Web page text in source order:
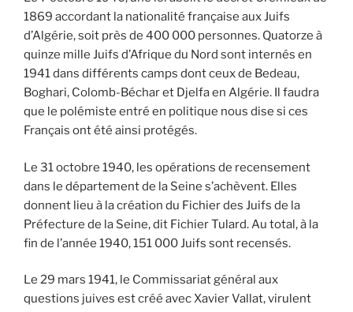
1869 accordant la nationalité française aux Juifs
d’Algérie, soit près de 400 000 personnes. Quatorze à
quinze mille Juifs d’Afrique du Nord sont internés en
1941 dans différents camps dont ceux de Bedeau,
Boghari, Colomb-Béchar et Djelfa en Algérie. Il faudra
que le polémiste entré en politique nous dise si ces
Français ont été ainsi protégés.
Le 31 octobre 1940, les opérations de recensement
dans le département de la Seine s’achèvent. Elles
donnent lieu à la création du Fichier des Juifs de la
Préfecture de la Seine, dit Fichier Tulard. Au total, à la
fin de l’année 1940, 151 000 Juifs sont recensés.
Le 29 mars 1941, le Commissariat général aux
questions juives est créé avec Xavier Vallat, virulent